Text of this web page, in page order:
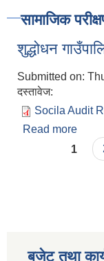
सामाजिक
शुद्धोधन
Submitted on:
दस्तावेज:
Socila Audit
Read more
Pages
1
बजेट तथा